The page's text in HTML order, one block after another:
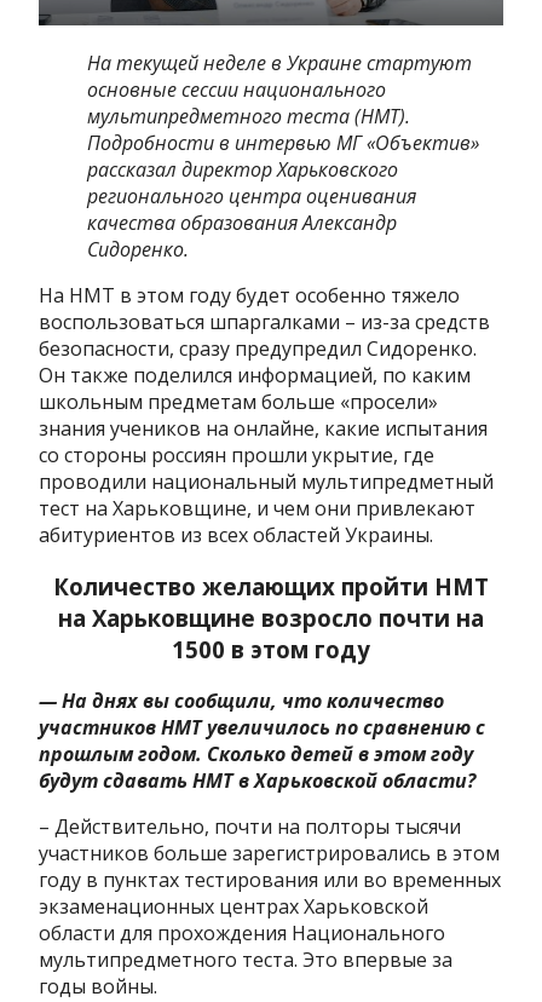
На текущей неделе в Украине стартуют
основные сессии национального
мультипредметного теста (НМТ).
Подробности в интервью МГ «Объектив»
рассказал директор Харьковского
регионального центра оценивания
качества образования Александр
Сидоренко.
На НМТ в этом году будет особенно тяжело
воспользоваться шпаргалками – из-за средств
безопасности, сразу предупредил Сидоренко.
Он также поделился информацией, по каким
школьным предметам больше «просели»
знания учеников на онлайне, какие испытания
со стороны россиян прошли укрытие, где
проводили национальный мультипредметный
тест на Харьковщине, и чем они привлекают
абитуриентов из всех областей Украины.
Количество желающих пройти НМТ
на Харьковщине возросло почти на
1500 в этом году
— На днях вы сообщили, что количество
участников НМТ увеличилось по сравнению с
прошлым годом. Сколько детей в этом году
будут сдавать НМТ в Харьковской области?
– Действительно, почти на полторы тысячи
участников больше зарегистрировались в этом
году в пунктах тестирования или во временных
экзаменационных центрах Харьковской
области для прохождения Национального
мультипредметного теста. Это впервые за
годы войны.